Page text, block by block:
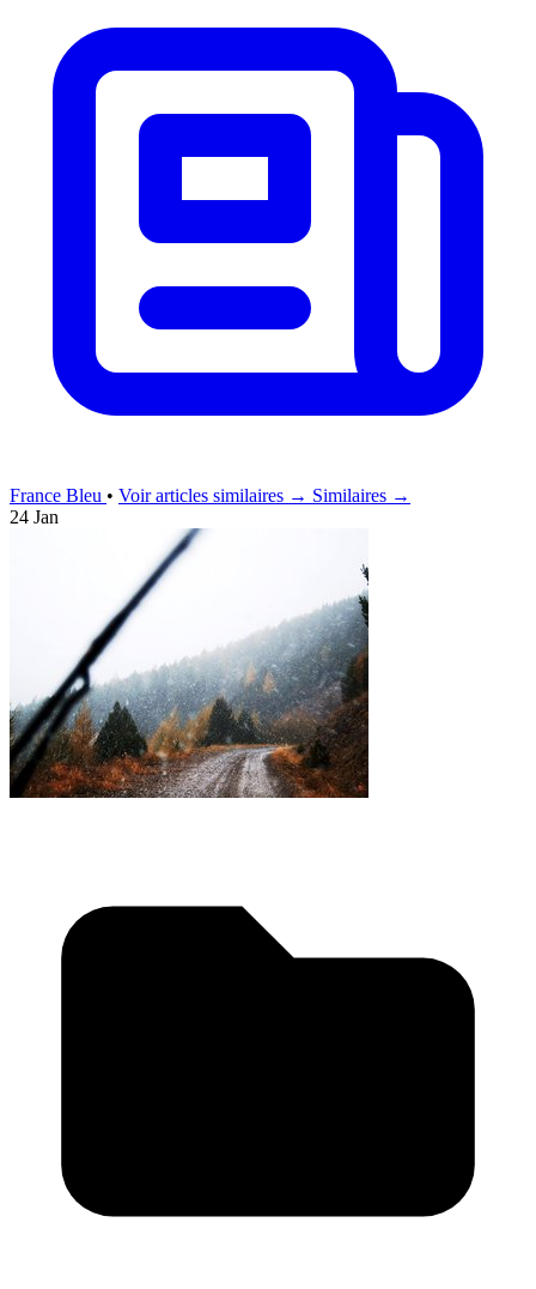
France Bleu • Voir articles similaires → Similaires →
24 Jan